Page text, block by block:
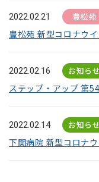
2022.02.21 豊松苑
豊松苑 新型コロナウ
2022.02.16 お知らせ
ステップ・アップ 第
2022.02.14 お知らせ
下関病院 新型コロナ